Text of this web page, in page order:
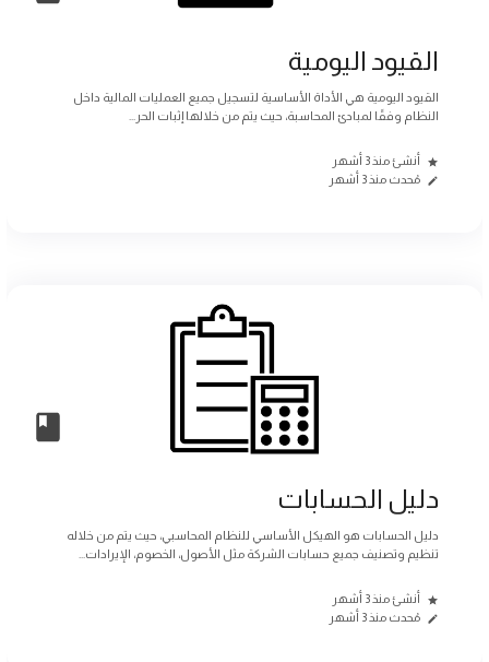
القيود اليومية
القيود اليومية هي الأداة الأساسية لتسجيل جميع العمليات المالية داخل
النظام وفقًا لمبادئ المحاسبة، حيث يتم من خلالها إثبات الحر...
أنشئ منذ 3 أشهر
مُحدث منذ 3 أشهر
دليل الحسابات
دليل الحسابات هو الهيكل الأساسي للنظام المحاسبي، حيث يتم من خلاله
تنظيم وتصنيف جميع حسابات الشركة مثل الأصول، الخصوم، الإيرادات...
أنشئ منذ 3 أشهر
مُحدث منذ 3 أشهر